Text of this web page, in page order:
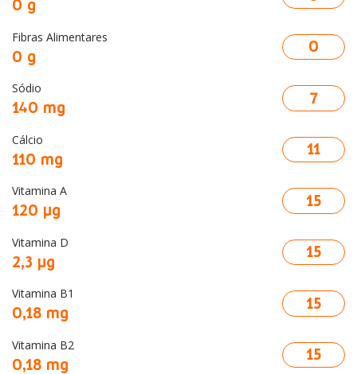
Fibras Alimentares
0 g 0
Sódio
140 mg 7
Cálcio
110 mg 11
Vitamina A
120 μg 15
Vitamina D
2,3 μg 15
Vitamina B1
0,18 mg 15
Vitamina B2
0,18 mg 15